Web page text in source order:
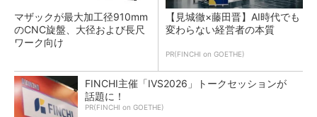
マザックが最大加工径910mm
のCNC旋盤、大径および長尺
ワーク向け
【見城徹×藤田晋】AI時代でも
変わらない経営者の本質
PR(FINCHI on GOETHE)
FINCHI主催「IVS2026」トークセッションが
話題に！
PR(FINCHI on GOETHE)